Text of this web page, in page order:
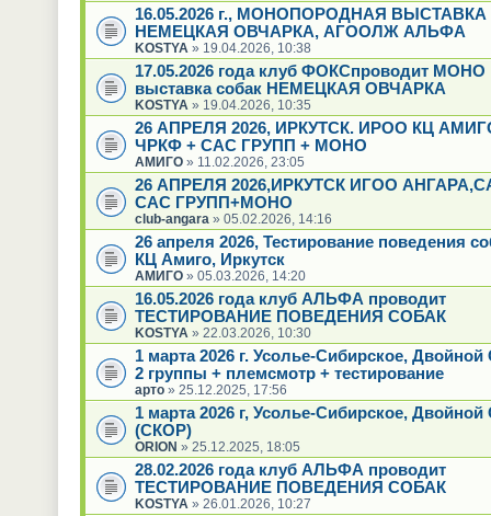
16.05.2026 г., МОНОПОРОДНАЯ ВЫСТАВКА
НЕМЕЦКАЯ ОВЧАРКА, АГООЛЖ АЛЬФА
KOSTYA » 19.04.2026, 10:38
17.05.2026 года клуб ФОКСпроводит МОНО
выставка собак НЕМЕЦКАЯ ОВЧАРКА
KOSTYA » 19.04.2026, 10:35
26 АПРЕЛЯ 2026, ИРКУТСК. ИРОО КЦ
ЧРКФ + САС ГРУПП + МОНО
АМИГО» 11.02.2026, 23:05
26 АПРЕЛЯ 2026,ИРКУТСК ИГОО
САС ГРУПП+МОНО
club-angara » 05.02.2026, 14:16
26 апреля 2026, Тестирование поведения
КЦ Амиго, Иркутск
АМИГО» 05.03.2026, 14:20
16.05.2026 года клуб АЛЬФА проводит
ТЕСТИРОВАНИЕ ПОВЕДЕНИЯ СОБАК
KOSTYA » 22.03.2026, 10:30
1 марта 2026 г. Усолье-Сибирское,
2 группы + племсмотр + тестирование
арто» 25.12.2025, 17:56
1 марта 2026 г, Усолье-Сибирское,
(СКОР)
ORION » 25.12.2025, 18:05
28.02.2026 года клуб АЛЬФА проводит
ТЕСТИРОВАНИЕ ПОВЕДЕНИЯ СОБАК
KOSTYA » 26.01.2026, 10:27